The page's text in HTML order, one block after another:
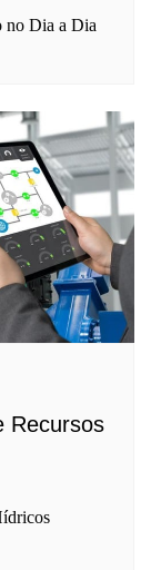
no Dia a Dia
Recursos